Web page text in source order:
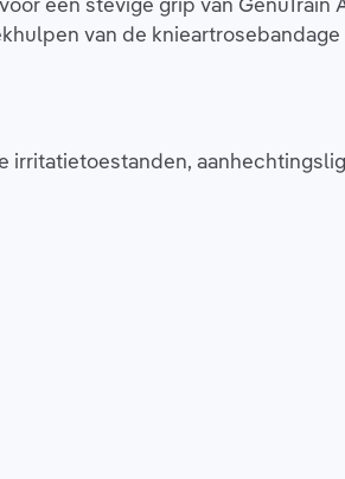
van de